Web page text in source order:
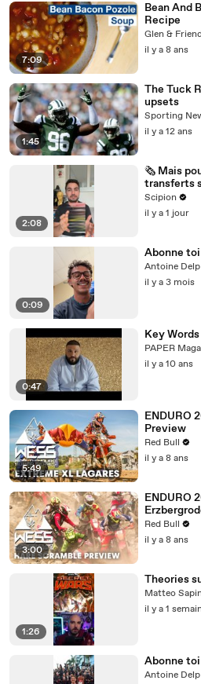
7:09
Bean And
Recipe
Glen &
il y a 8 ans
1:45
The Tuck
upsets
Sporting
il y a 12 ans
2:08
🗞️ Mais
transferts
Scipion
il y a 1 jour
0:09
Abonne
Antoine Delp
il y a 3 mois
0:47
Key
PAPER
il y a 10 ans
5:49
ENDURO
Preview
Red Bull
il y a 8 ans
3:00
ENDURO
Red Bull
il y a 8 ans
1:26
Theories
Matteo
il y a 1
Abonne toi
Antoine Delp